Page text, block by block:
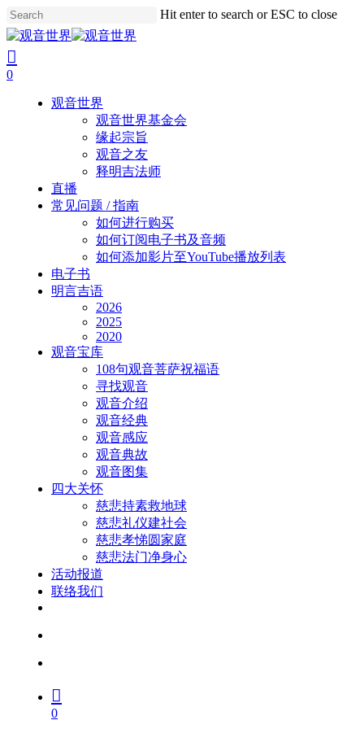
Skip
to
main
content
Hit enter to search or ESC to close
Close
Search
search
account
0
观音世界
观音世界基金会
缘起宗旨
观音之友
释明吉法师
直播
常见问题 / 指南
如何进行购买
如何订阅电子书及音频
如何添加影片至YouTube播放列表
电子书
明言吉语
2026
2025
2020
观音宝库
108句观音菩萨祝福语
寻找观音
观音介绍
观音经典
观音感应
观音典故
观音图集
四大关怀
慈悲持素救地球
慈悲礼仪建社会
慈悲孝悌圆家庭
慈悲法门净身心
活动报道
联络我们
0